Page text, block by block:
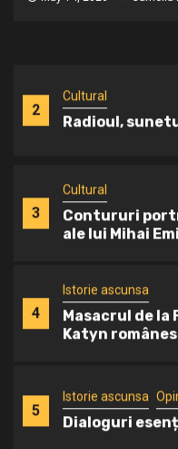
2
Cultural
Radioul,
3
Cultural
Contururi
ale lui Mihai
4
Istorie ascunsa
Masacrul de la
Katyn
5
Istorie ascunsa
Dialoguri